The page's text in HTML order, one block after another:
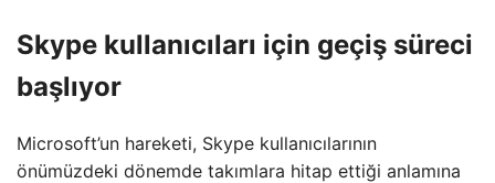
Skype kullanıcıları için geçiş süreci
başlıyor
Microsoft’un hareketi, Skype kullanıcılarının
önümüzdeki dönemde takımlara hitap ettiği anlamına